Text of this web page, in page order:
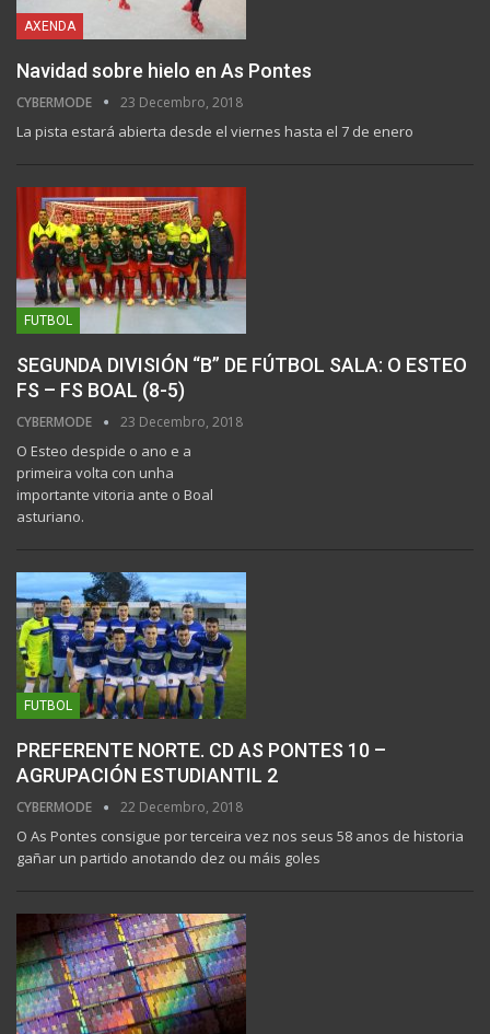
AXENDA
Navidad sobre hielo en As Pontes
CYBERMODE 23 Decembro, 2018
La pista estará abierta desde el viernes hasta el 7 de enero
FUTBOL
SEGUNDA DIVISIÓN “B” DE FÚTBOL SALA: O ESTEO
FS – FS BOAL (8-5)
CYBERMODE 23 Decembro, 2018
O Esteo despide o ano e a
primeira volta con unha
importante vitoria ante o Boal
asturiano.
FUTBOL
PREFERENTE NORTE. CD AS PONTES 10 –
AGRUPACIÓN ESTUDIANTIL 2
CYBERMODE 22 Decembro, 2018
O As Pontes consigue por terceira vez nos seus 58 anos de historia
gañar un partido anotando dez ou máis goles